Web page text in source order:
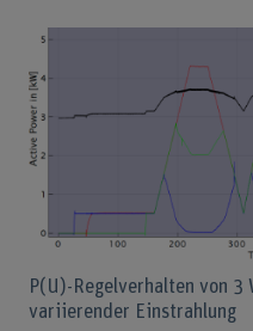
P(U)-Regelverhalten von 3
variierender Einstrahlung